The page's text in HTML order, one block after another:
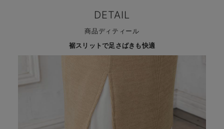
DETAIL
商品ディティール
裾スリットで足さばきも快適